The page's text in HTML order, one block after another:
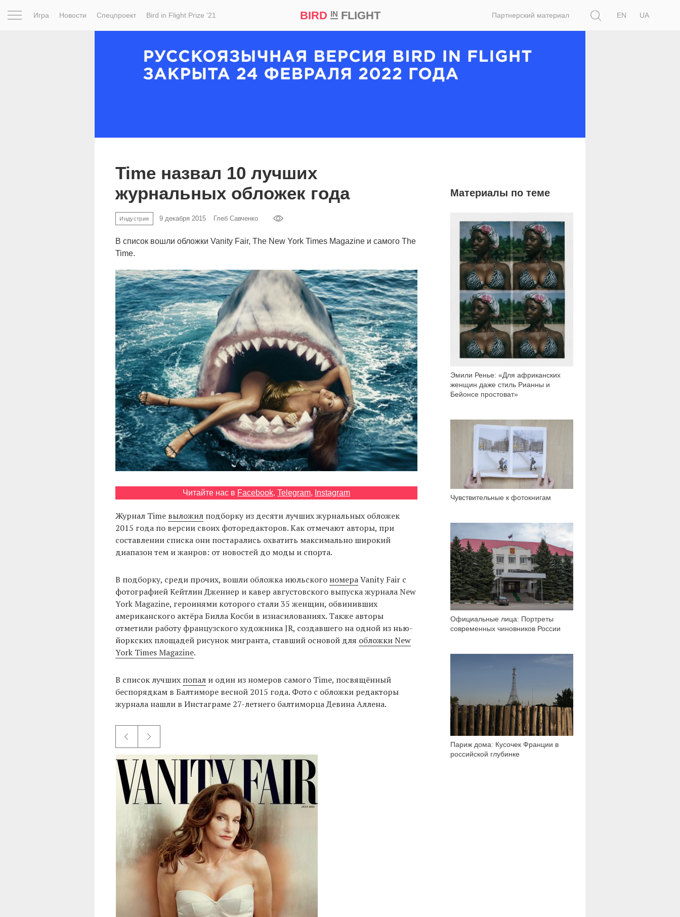
Игра Новости Спецпроект Bird in Flight Prize ‘21 BIRD INFLIGHT Партнерский материал
EN
UA
Time назвал 10 лучших
журнальных обложек года
Индустрия 9 декабря 2015 Глеб Савченко
В список вошли обложки Vanity Fair, The New York Times Magazine и самого The
Time.
Читайте нас в Facebook, Telegram, Instagram
Журнал Time выложилподборку из десяти лучших журнальных обложек
2015 года по версии своих фоторедакторов. Как отмечают авторы, при
составлении списка они постарались охватить максимально широкий
диапазон тем и жанров: от новостей до моды и спорта.
В подборку, среди прочих, вошли обложка июльского номераVanity Fair с
фотографией Кейтлин Дженнер и кавер августовского выпуска журнала New
York Magazine, героинями которого стали 35 женщин, обвинивших
американского актёра Билла Косби в изнасилованиях. Также авторы
отметили работу французского художника JR, создавшего на одной из нью-
йоркских площадей рисунок мигранта, ставший основой для обложки New
York Times Magazine.
В список лучших попали один из номеров самого Time, посвящённый
беспорядкам в Балтиморе весной 2015 года. Фото с обложки редакторы
журнала нашли в Инстаграме 27-летнего балтиморца Девина Аллена.
Материалы по теме
Эмили Ренье: «Для африканских
женщин даже стиль Рианны и
Бейонсе простоват»
7 077
Чувствительные к фотокнигам
Официальные лица: Портреты
современных чиновников России
Париж дома: Кусочек Франции в
российской глубинке